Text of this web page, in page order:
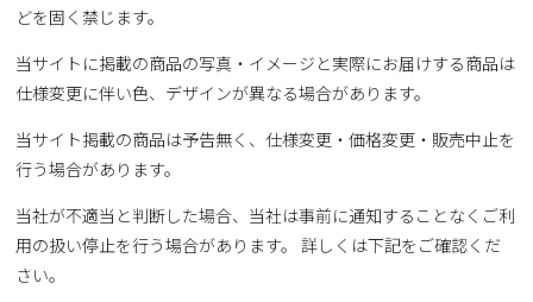
どを固く禁じます。
当サイトに掲載の商品の写真・イメージと実際にお届けする商品は
仕様変更に伴い色、デザインが異なる場合があります。
当サイト掲載の商品は予告無く、仕様変更・価格変更・販売中止を
行う場合があります。
当社が不適当と判断した場合、当社は事前に通知することなくご利
用の扱い停止を行う場合があります。 詳しくは下記をご確認くだ
さい。